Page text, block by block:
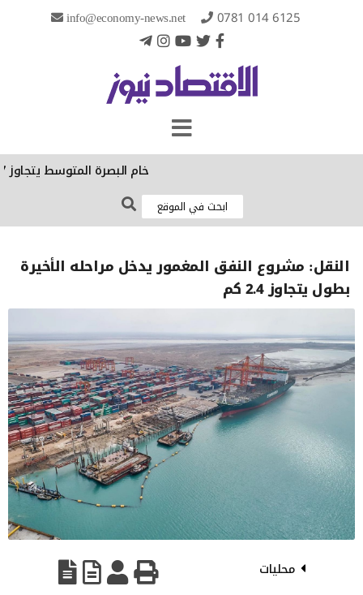
info@economy-news.net 0781 014 6125
خام البصرة المتوسط يتجاوز 57 دولاراً بعد تعافٍ من أدنى مستوى في تموز
النقل: مشروع النفق المغمور يدخل مراحله الأخيرة
بطول يتجاوز 2.4 كم
محليات